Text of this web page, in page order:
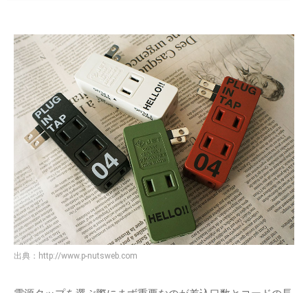
出典： http://www.p-nutsweb.com